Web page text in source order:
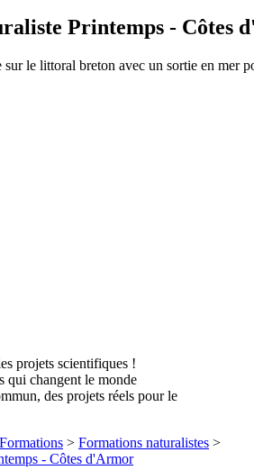
Printemps - Côtes
le littoral breton avec un sortie en mer
projets scientifiques !
qui changent le monde
des projets réels pour le
Formations > Formations naturalistes >
- Côtes d'Armor